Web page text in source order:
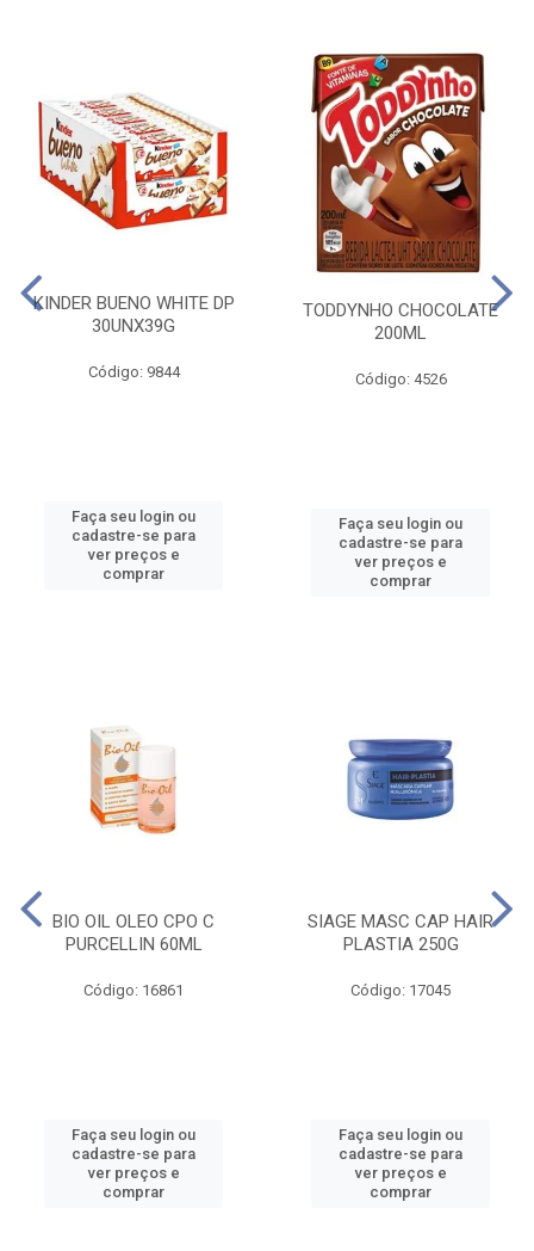
KINDER BUENO WHITE DP
30UNX39G
Código: 9844
Faça seu login ou
cadastre-se para
ver preços e
comprar
TODDYNHO CHOCOLATE
200ML
Código: 4526
Faça seu login ou
cadastre-se para
ver preços e
comprar
BIO OIL OLEO CPO C
PURCELLIN 60ML
Código: 16861
Faça seu login ou
cadastre-se para
ver preços e
comprar
SIAGE MASC CAP HAIR
PLASTIA 250G
Código: 17045
Faça seu login ou
cadastre-se para
ver preços e
comprar